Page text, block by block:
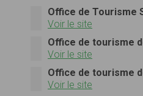
Office de Tourisme
Voir le site
Office de tourisme
Voir le site
Office de tourisme
Voir le site